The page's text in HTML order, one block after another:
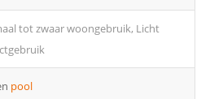
tot zwaar woongebruik, Licht
pool